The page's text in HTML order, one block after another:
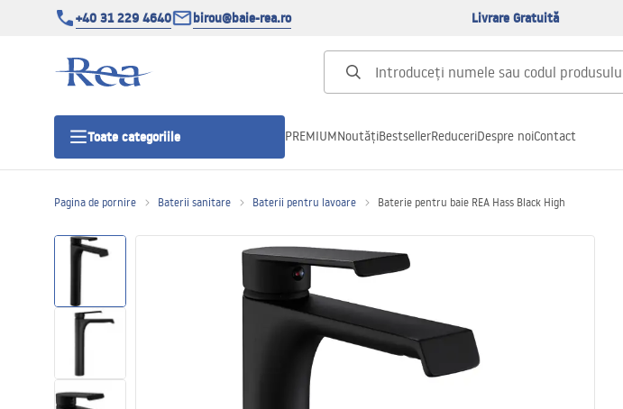
+40 31 229 4640 birou@baie-rea.ro Livrare Gratuită
Toate categoriile
Cadite de dus
Rigole Liniare
PREMIUMNoutățiBestsellerReduceriDespre noiContact
Pagina de pornire Baterii sanitare Baterii pentru lavoare Baterie pentru baie REA Hass Black High